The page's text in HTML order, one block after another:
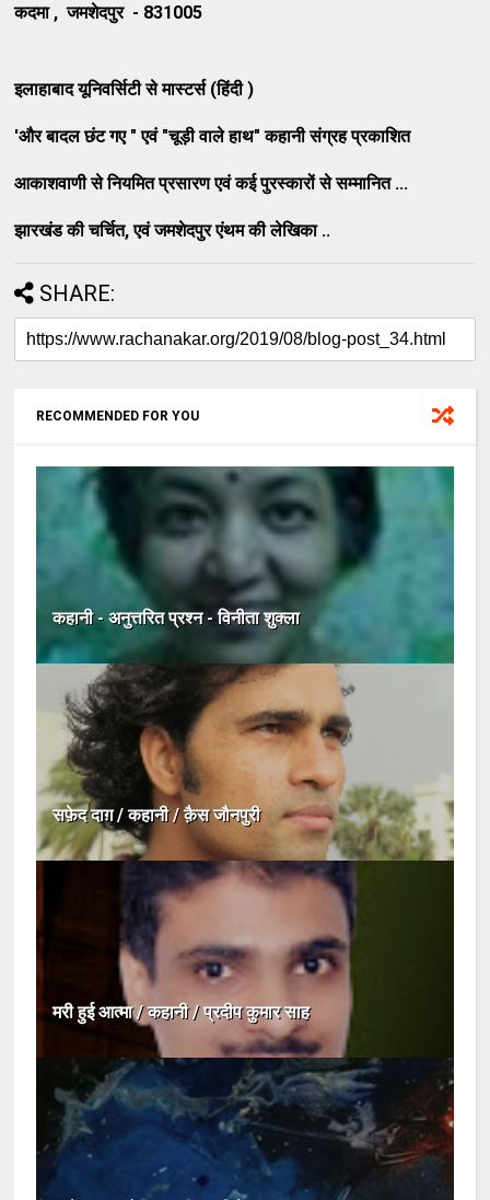
कदमा , जमशेदपुर - 831005
इलाहाबाद यूनिवर्सिटी से मास्टर्स (हिंदी )
'और बादल छंट गए " एवं "चूड़ी वाले हाथ" कहानी संग्रह प्रकाशित
आकाशवाणी से नियमित प्रसारण एवं कई पुरस्कारों से सम्मानित ...
झारखंड की चर्चित, एवं जमशेदपुर एंथम की लेखिका ..
SHARE:
RECOMMENDED FOR YOU
कहानी - अनुत्तरित प्रश्न - विनीता शुक्ला
सफ़ेद दाग़ / कहानी / क़ैस जौनपुरी
मरी हुई आत्मा / कहानी / प्रदीप कुमार साह